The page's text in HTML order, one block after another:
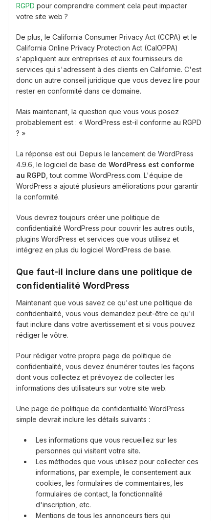
RGPD pour comprendre comment cela peut impacter
votre site web ?
De plus, le California Consumer Privacy Act (CCPA) et le
California Online Privacy Protection Act (CalOPPA)
s'appliquent aux entreprises et aux fournisseurs de
services qui s'adressent à des clients en Californie. C'est
donc un autre conseil juridique que vous devez lire pour
rester en conformité dans ce domaine.
Mais maintenant, la question que vous vous posez
probablement est : « WordPress est-il conforme au RGPD
? »
La réponse est oui. Depuis le lancement de WordPress
4.9.6, le logiciel de base de WordPress est conforme
au RGPD , tout comme WordPress.com. L'équipe de
WordPress a ajouté plusieurs améliorations pour garantir
la conformité.
Vous devrez toujours créer une politique de
confidentialité WordPress pour couvrir les autres outils,
plugins WordPress et services que vous utilisez et
intégrez en plus du logiciel WordPress de base.
Que faut-il inclure dans une politique de
confidentialité WordPress
Maintenant que vous savez ce qu'est une politique de
confidentialité, vous vous demandez peut-être ce qu'il
faut inclure dans votre avertissement et si vous pouvez
rédiger le vôtre.
Pour rédiger votre propre page de politique de
confidentialité, vous devez énumérer toutes les façons
dont vous collectez et prévoyez de collecter les
informations des utilisateurs sur votre site web.
Une page de politique de confidentialité WordPress
simple devrait inclure les détails suivants :
Les informations que vous recueillez sur les
personnes qui visitent votre site.
Les méthodes que vous utilisez pour collecter ces
informations, par exemple, le consentement aux
cookies, les formulaires de commentaires, les
formulaires de contact, la fonctionnalité
d'inscription, etc.
Mentions de tous les annonceurs tiers qui